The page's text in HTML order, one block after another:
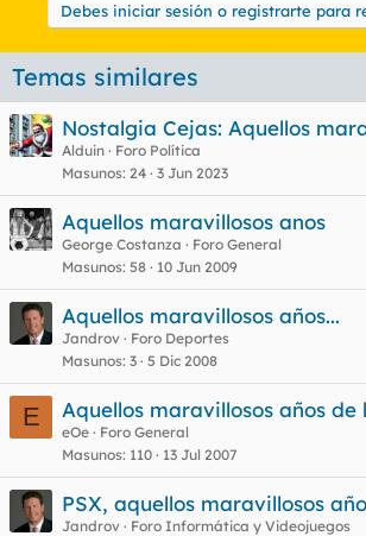
Debes iniciar sesión o registrarte para
Temas similares
Nostalgia Cejas: Aquellos
Alduin
Foro Política
Masunos 24 3 Jun 2023
Aquellos maravillosos anos
George Costanza
Foro General
Masunos 58 10 Jun 2009
Aquellos maravillosos años...
Jandrov
Foro Deportes
Masunos 3 5 Dic 2008
E Aquellos maravillosos años de
eOe
Foro General
Masunos 110 13 Jul 2007
PSX, aquellos maravillosos
Jandrov
Foro Informática y Videojuegos